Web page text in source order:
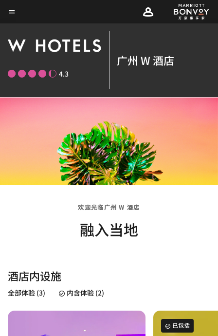
Skip
content
4.3
广州 W 酒店
欢迎光临广州 W 酒店
融入当地
酒店内设施
全部体验 (3) 内含体验 (2)
已包括